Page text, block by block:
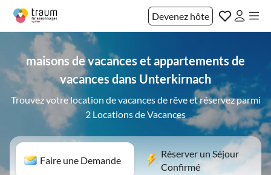
Devenez hôte
maisons de vacances et appartements de
vacances dans Unterkirnach
Trouvez votre location de vacances de rêve et réservez parmi
2 Locations de Vacances
Faire une Demande
Réserver un Séjour
Confirmé